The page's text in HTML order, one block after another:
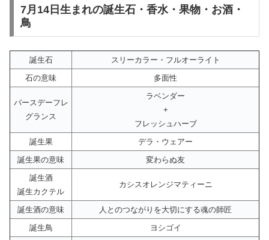
7月14日生まれの誕生石・香水・果物・お酒・
鳥
誕生石
スリーカラー・フルオーライト
石の意味
多面性
バースデーフレ
グランス
ラベンダー
+
フレッシュハーブ
誕生果
デラ・ウェアー
誕生果の意味
変わらぬ友
誕生酒
誕生カクテル
カシスオレンジマティーニ
誕生酒の意味
人とのつながりを大切にする魂の師匠
誕生鳥
ヨシゴイ